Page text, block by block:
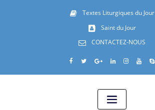
Textes Liturgiques du Jour
Saint du Jour
CONTACTEZ-NOUS